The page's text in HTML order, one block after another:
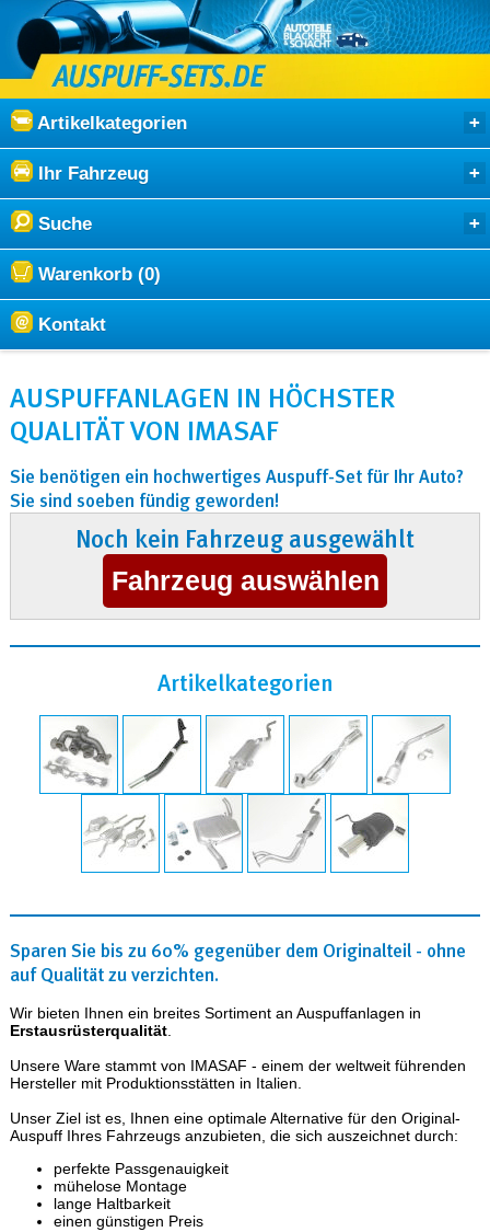
Artikelkategorien
Ihr Fahrzeug
Suche
Warenkorb (0)
Kontakt
AUSPUFFANLAGEN IN HÖCHSTER
QUALITÄT VON IMASAF
Sie benötigen ein hochwertiges Auspuff-Set für Ihr Auto?
Sie sind soeben fündig geworden!
Noch kein Fahrzeug ausgewählt
Artikelkategorien
Sparen Sie bis zu 60% gegenüber dem Originalteil - ohne
auf Qualität zu verzichten.
Wir bieten Ihnen ein breites Sortiment an Auspuffanlagen in
Erstausrüsterqualität.
Unsere Ware stammt von IMASAF - einem der weltweit führenden
Hersteller mit Produktionsstätten in Italien.
Unser Ziel ist es, Ihnen eine optimale Alternative für den Original-
Auspuff Ihres Fahrzeugs anzubieten, die sich auszeichnet durch:
perfekte Passgenauigkeit
mühelose Montage
lange Haltbarkeit
einen günstigen Preis